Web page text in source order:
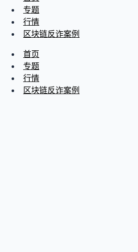
专题
行情
区块链反诈案例
首页
专题
行情
区块链反诈案例